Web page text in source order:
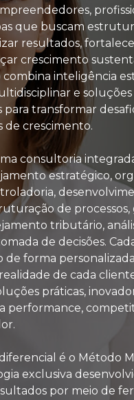
que buscam
resultados,
crescimento
combina inteligência
e soluções
para transformar
crescimento.
consultoria
estratégico,
de processos,
tributário,
de decisões.
de forma
de cada
práticas,
performance,
é o Método
exclusiva
por meio de